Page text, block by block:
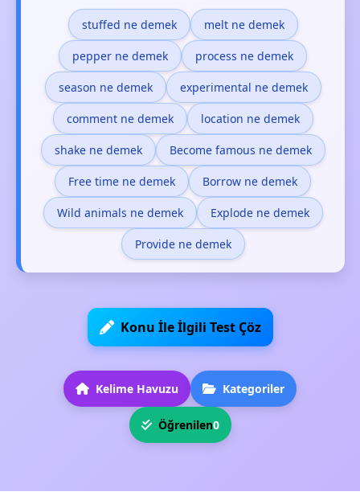
stuffed ne demek melt ne demek
pepper ne demek process ne demek
season ne demek experimental ne demek
comment ne demek location ne demek
shake ne demek Become famous ne demek
Free time ne demek Borrow ne demek
Wild animals ne demek Explode ne demek
Provide ne demek
Konu İle İlgili Test Çöz
Kelime Havuzu Kategoriler
Öğrenilen0